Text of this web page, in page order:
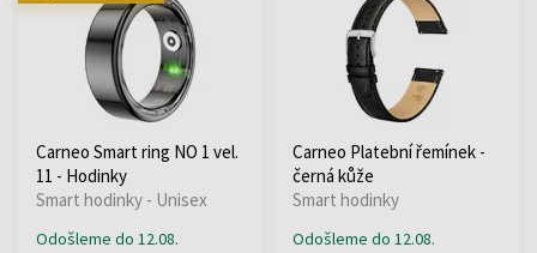
Carneo Smart ring NO 1 vel.
11 - Hodinky
Smart hodinky - Unisex
Odošleme do 12.08.
Carneo Platební řemínek -
černá kůže
Smart hodinky
Odošleme do 12.08.